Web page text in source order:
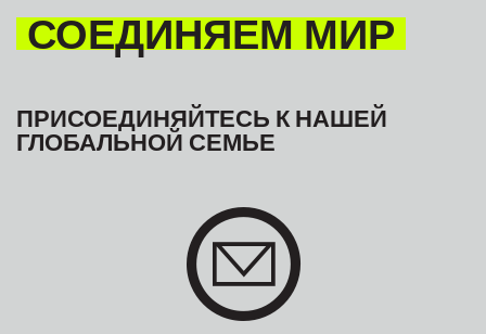
СОЕДИНЯЕМ МИР
ПРИСОЕДИНЯЙТЕСЬ К НАШЕЙ
ГЛОБАЛЬНОЙ СЕМЬЕ